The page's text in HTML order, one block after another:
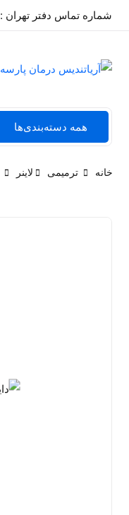
شماره تماس دفتر تهران : 02128428397
همه دسته‌بندی‌ها
خانه ترمیمی لاینر